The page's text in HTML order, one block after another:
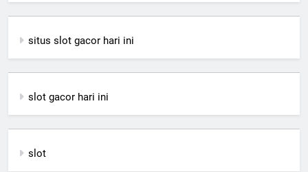
situs slot gacor hari ini
slot gacor hari ini
slot